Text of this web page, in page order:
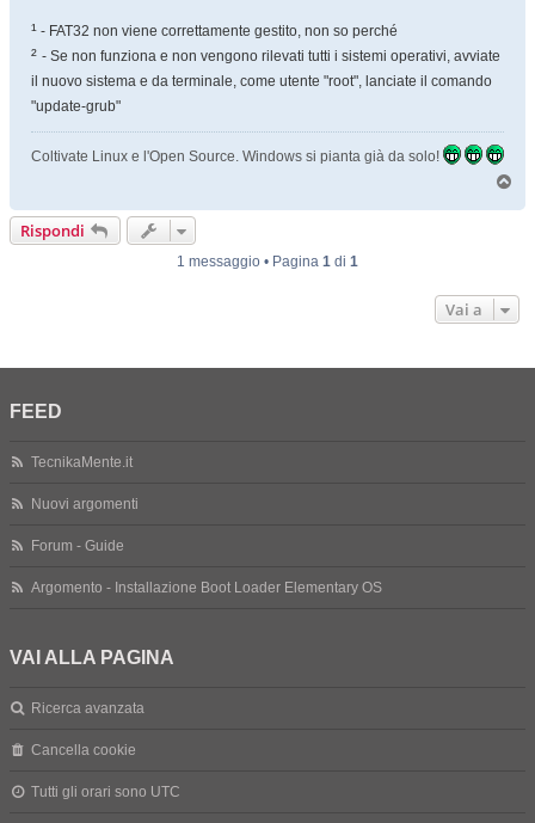
¹ - FAT32 non viene correttamente gestito, non so perché
² - Se non funziona e non vengono rilevati tutti i sistemi operativi, avviate
il nuovo sistema e da terminale, come utente "root", lanciate il comando
"update-grub"
Coltivate Linux e l'Open Source. Windows si pianta già da solo!
Rispondi
1 messaggio • Pagina 1 di 1
Vai a
FEED
TecnikaMente.it
Nuovi argomenti
Forum - Guide
Argomento - Installazione Boot Loader Elementary OS
VAI ALLA PAGINA
Ricerca avanzata
Cancella cookie
Tutti gli orari sono UTC